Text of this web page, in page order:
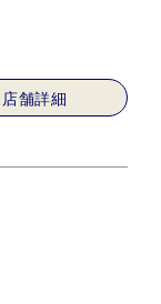
店舗詳細